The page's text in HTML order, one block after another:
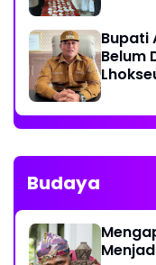
Bupati
Belum
Budaya